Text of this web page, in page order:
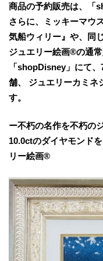
商品の予約販売は、「
さらに、ミッキーマウ
気船ウィリー』や、同
ジュエリー絵画®︎の通
「shopDisney」にて
舗、 ジュエリーカミネ
す。
ー不朽の名作を不朽の
10.0ctのダイヤモンド
リー絵画®︎